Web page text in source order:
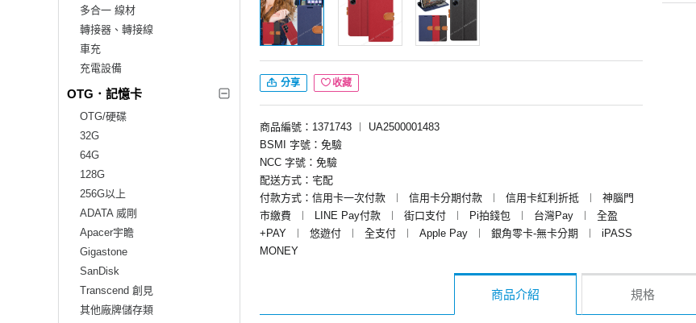
多合一 線材
轉接器、轉接線
車充
充電設備
OTG．記憶卡
OTG/硬碟
32G
64G
128G
256G以上
ADATA 威剛
Apacer宇瞻
Gigastone
SanDisk
Transcend 創見
其他廠牌儲存類
分享 收藏
商品編號：1371743 ︱
UA2500001483
BSMI 字號：免驗
NCC 字號：免驗
配送方式：宅配
付款方式：信用卡一次付款
︱ 信用卡分期付款 ︱ 信用卡紅利折抵 ︱
神腦門
市繳費
︱ LINE Pay付款 ︱ 街口支付 ︱ Pi拍錢包 ︱ 台灣Pay ︱
全盈
+PAY
︱ 悠遊付 ︱ 全支付 ︱ Apple Pay ︱ 銀角零卡-無卡分期 ︱
iPASS
MONEY
商品介紹 規格